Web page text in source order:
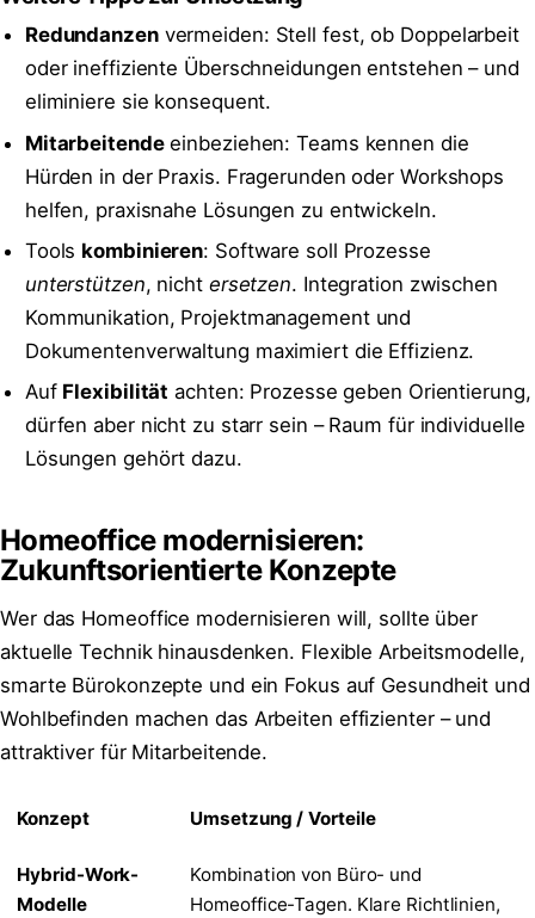
Redundanzenvermeiden: Stell fest, ob Doppelarbeit
oder ineffiziente Überschneidungen entstehen – und
eliminiere sie konsequent.
Mitarbeitendeeinbeziehen: Teams kennen die
Hürden in der Praxis. Fragerunden oder Workshops
helfen, praxisnahe Lösungen zu entwickeln.
Tools kombinieren: Software soll Prozesse
unterstützen, nicht ersetzen. Integration zwischen
Kommunikation, Projektmanagement und
Dokumentenverwaltung maximiert die Effizienz.
Auf Flexibilität achten: Prozesse geben Orientierung,
dürfen aber nicht zu starr sein – Raum für individuelle
Lösungen gehört dazu.
Homeoffice modernisieren:
Zukunftsorientierte Konzepte
Wer das Homeoffice modernisieren will, sollte über
aktuelle Technik hinausdenken. Flexible Arbeitsmodelle,
smarte Bürokonzepte und ein Fokus auf Gesundheit und
Wohlbefinden machen das Arbeiten effizienter – und
attraktiver für Mitarbeitende.
Konzept Umsetzung / Vorteile
Hybrid-Work-
Modelle
Kombination von Büro- und
Homeoffice-Tagen. Klare Richtlinien,